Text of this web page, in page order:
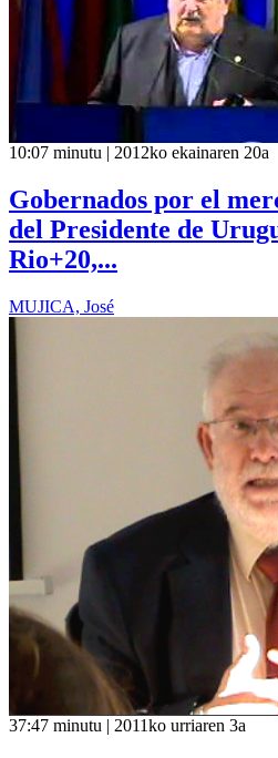
10:07 minutu | 2012ko ekainaren 20a
Gobernados por el
del Presidente de
Rio+20,...
MUJICA, José
37:47 minutu | 2011ko urriaren 3a